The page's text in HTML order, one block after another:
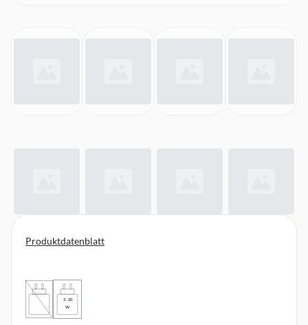
Produktdatenblatt
5 - 20
W